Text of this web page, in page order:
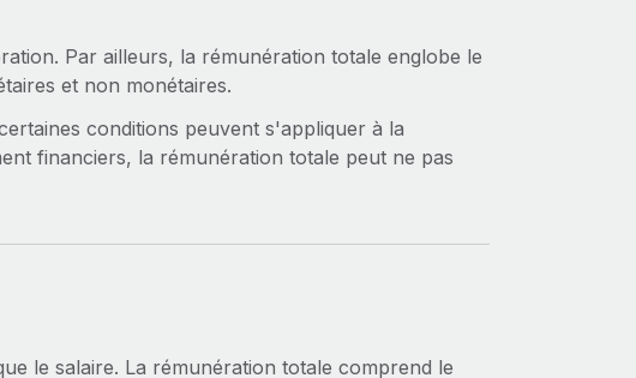
Par ailleurs, la rémunération totale englobe le
et non monétaires.
conditions peuvent s'appliquer à la
financiers, la rémunération totale peut ne pas
le salaire. La rémunération totale comprend le